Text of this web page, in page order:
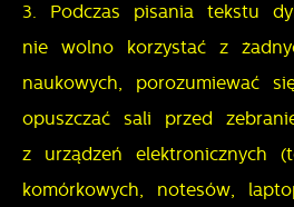
3. Podczas pisania tekstu
nie wolno korzystać z
naukowych, porozumiewać
opuszczać sali przed
z urządzeń elektronicznych
komórkowych, notesów,